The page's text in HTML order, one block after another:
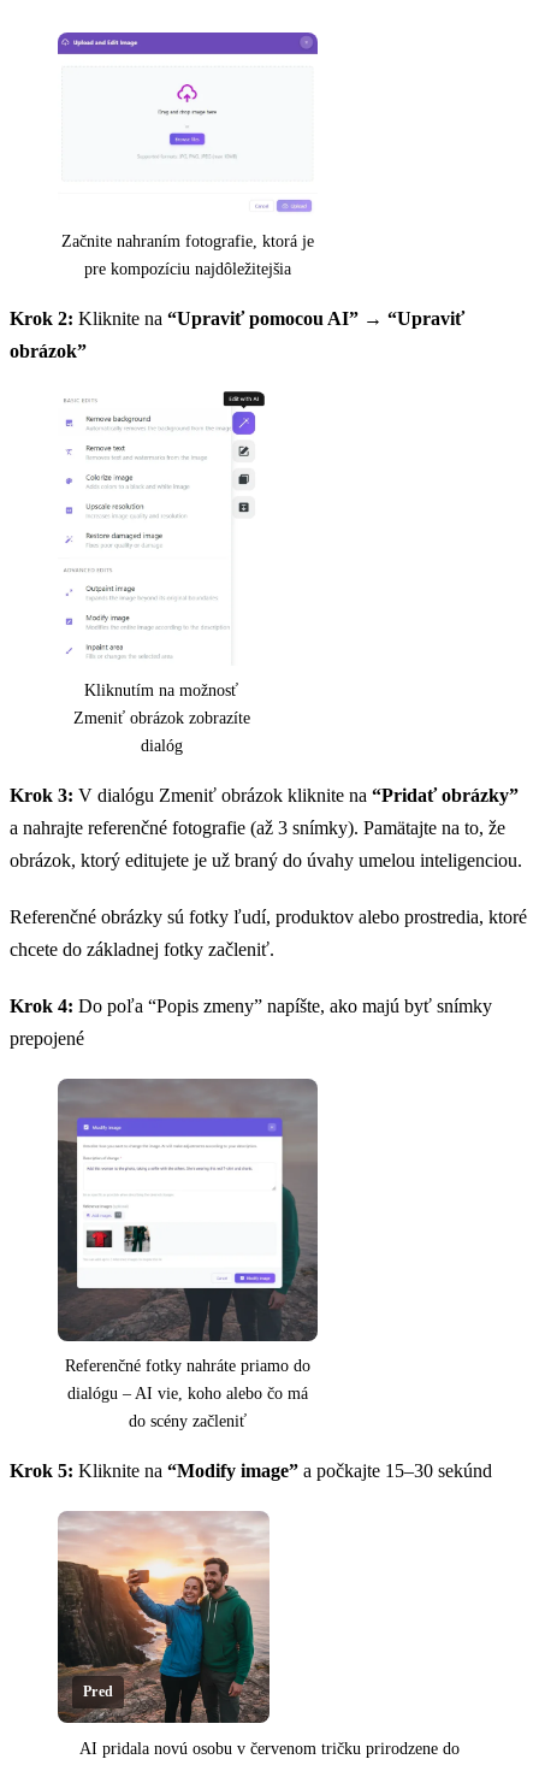
Začnite nahraním fotografie, ktorá je
pre kompozíciu najdôležitejšia
Krok 2: Kliknite na “Upraviť pomocou AI” → “Upraviť
obrázok”
Kliknutím na možnosť
Zmeniť obrázok zobrazíte
dialóg
Krok 3: V dialógu Zmeniť obrázok kliknite na “Pridať obrázky”
a nahrajte referenčné fotografie (až 3 snímky). Pamätajte na to, že
obrázok, ktorý editujete je už braný do úvahy umelou inteligenciou.
Referenčné obrázky sú fotky ľudí, produktov alebo prostredia, ktoré
chcete do základnej fotky začleniť.
Krok 4: Do poľa “Popis zmeny” napíšte, ako majú byť snímky
prepojené
Referenčné fotky nahráte priamo do
dialógu – AI vie, koho alebo čo má
do scény začleniť
Krok 5: Kliknite na “Modify image” a počkajte 15–30 sekúnd
Pred
AI pridala novú osobu v červenom tričku prirodzene do